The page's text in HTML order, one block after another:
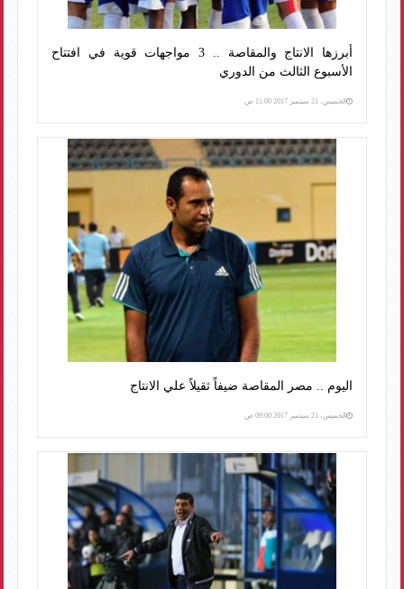
أبرزها الانتاج والمقاصة .. 3 مواجهات قوية في افتتاح
الأسبوع الثالث من الدوري
الخميس، 21 سبتمبر 2017 11:00 ص
اليوم .. مصر المقاصة ضيفاً ثقيلاً علي الانتاج
الخميس، 21 سبتمبر 2017 09:00 ص